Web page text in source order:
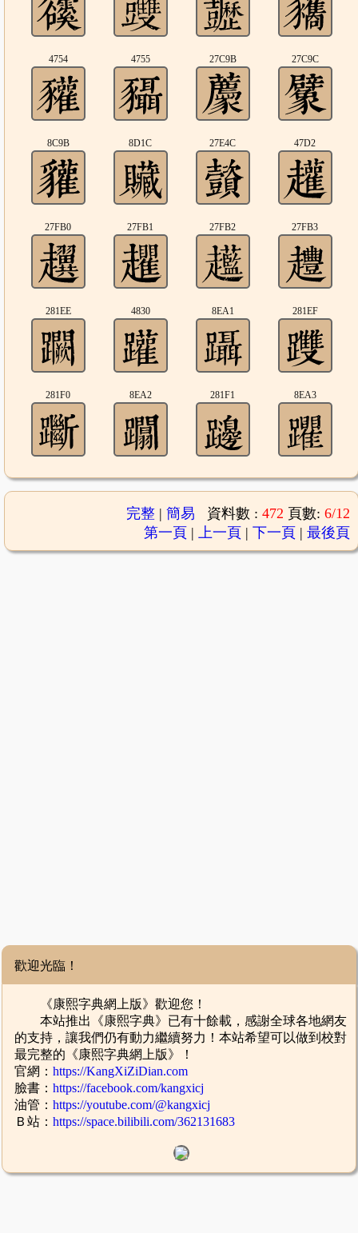
4754 4755 27C9B 27C9C
8C9B 8D1C 27E4C 47D2
27FB0 27FB1 27FB2 27FB3
281EE 4830 8EA1 281EF
281F0 8EA2 281F1 8EA3
完整| 簡易 資料數 : 472 頁數: 6/12
第一頁 | 上一頁 | 下一頁 | 最後頁
歡迎光臨！
《康熙字典網上版》歡迎您！
本站推出《康熙字典》已有十餘載，感謝全球各地網友
的支持，讓我們仍有動力繼續努力！本站希望可以做到校對
最完整的《康熙字典網上版》！
官網：https://KangXiZiDian.com
臉書：https://facebook.com/kangxicj
油管：https://youtube.com/@kangxicj
Ｂ站：https://space.bilibili.com/362131683